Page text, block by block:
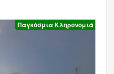
Παγκόσμια Κληρονομιά